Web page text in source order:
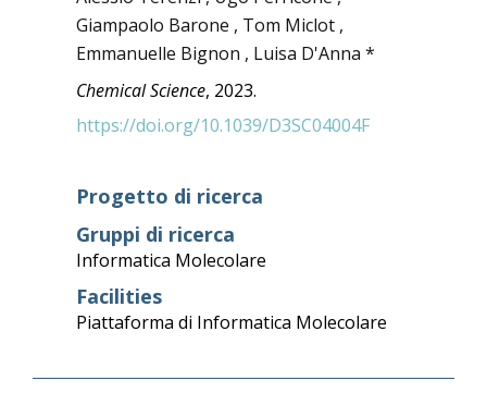
Giampaolo Barone , Tom Miclot ,
Emmanuelle Bignon , Luisa D'Anna *
Chemical Science, 2023.
https://doi.org/10.1039/D3SC04004F
Progetto di ricerca
Gruppi di ricerca
Informatica Molecolare
Facilities
Piattaforma di Informatica Molecolare